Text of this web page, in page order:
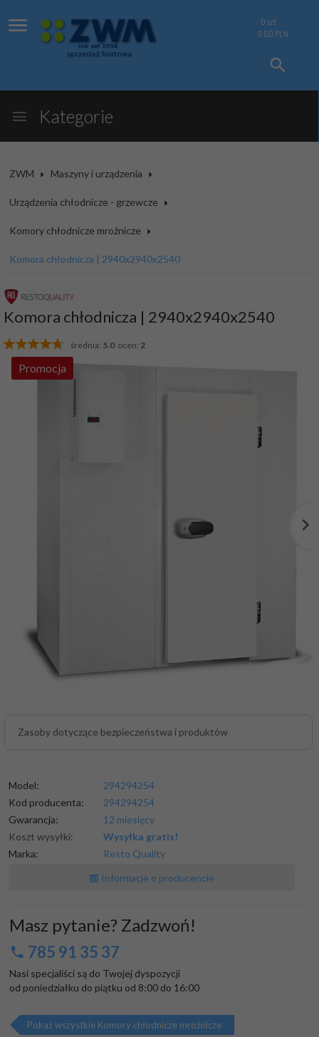
0 szt.
0.00 PLN
Kategorie
ZWM Maszyny i urządzenia
Urządzenia chłodnicze - grzewcze
Komory chłodnicze mroźnicze
Komora chłodnicza | 2940x2940x2540
Komora chłodnicza | 2940x2940x2540
średnia: 5.0ocen: 2
Promocja
Zasoby dotyczące bezpieczeństwa i produktów
Model:
294294254
Kod producenta:
294294254
Gwarancja:
12 miesięcy
Koszt wysyłki:
Wysyłka gratis!
Marka:
Resto Quality
Informacje o producencie
Masz pytanie? Zadzwoń!
785 91 35 37
Nasi specjaliści są do Twojej dyspozycji
od poniedziałku do piątku od 8:00 do 16:00
Pokaż wszystkie Komory chłodnicze mroźnicze